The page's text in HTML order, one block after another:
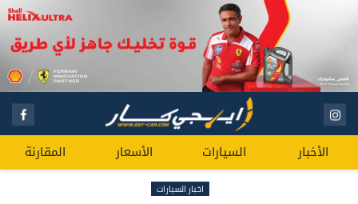
الأخبار السيارات الأسعار المقارنة
اخبار السيارات